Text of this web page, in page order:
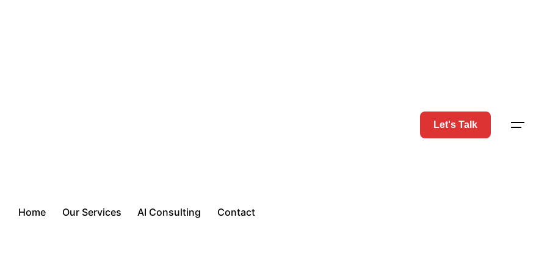
Home Our Services AI Consulting Contact
Let's Talk